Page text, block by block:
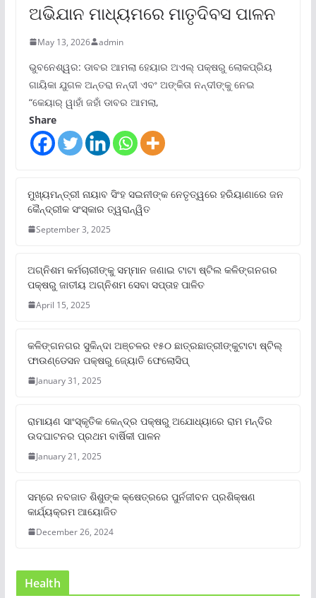
ଅଭିଯାନ ମାଧ୍ୟମରେ ମାତୃଦିବସ ପାଳନ
May 13, 2026 admin
ଭୁବନେଶ୍ୱର: ଡାବର ଆମଲା ହେୟାର ଅଏଲ୍ ପକ୍ଷରୁ ଲୋକପ୍ରିୟ
ଗାୟିକା ଯୁଗଳ ଅନ୍ତରା ନନ୍ଦୀ ଏବଂ ଅଙ୍କିତା ନନ୍ଦୀଙ୍କୁ ନେଇ
“କେୟାର୍ ୱାହାଁ ଜହାଁ ଡାବର ଆମଲା,
Share
ମୁଖ୍ୟମନ୍ତ୍ରୀ ନାୟାବ ସିଂହ ସଇନୀଙ୍କ ନେତୃତ୍ୱରେ ହରିୟାଣାରେ ଜନ
କୈନ୍ଦ୍ରୀକ ସଂସ୍କାର ତ୍ୱରାନ୍ୱିତ
September 3, 2025
ଅଗ୍ନିଶମ କର୍ମଚାରୀଙ୍କୁ ସମ୍ମାନ ଜଣାଇ ଟାଟା ଷ୍ଟିଲ କଳିଙ୍ଗନଗର
ପକ୍ଷରୁ ଜାତୀୟ ଅଗ୍ନିଶମ ସେବା ସପ୍ତାହ ପାଳିତ
April 15, 2025
କଳିଙ୍ଗନଗର ସୁକିନ୍ଦା ଅଞ୍ଚଳର ୧୫୦ ଛାତ୍ରଛାତ୍ରୀଙ୍କୁଟାଟା ଷ୍ଟିଲ୍
ଫାଉଣ୍ଡେସନ ପକ୍ଷରୁ ଜ୍ୟୋତି ଫେଲୋସିପ୍‌
January 31, 2025
ରାମାୟଣ ସାଂସ୍କୃତିକ କେନ୍ଦ୍ର ପକ୍ଷରୁ ଅଯୋଧ୍ୟାରେ ରାମ ମନ୍ଦିର
ଉଦଘାଟନର ପ୍ରଥମ ବାର୍ଷିକୀ ପାଳନ
January 21, 2025
ସମ୍‌ରେ ନବଜାତ ଶିଶୁଙ୍କ କ୍ଷେତ୍ରରେ ପୁର୍ନଜୀବନ ପ୍ରଶିକ୍ଷଣ
କାର୍ଯ୍ୟକ୍ରମ ଆୟୋଜିତ
December 26, 2024
Health